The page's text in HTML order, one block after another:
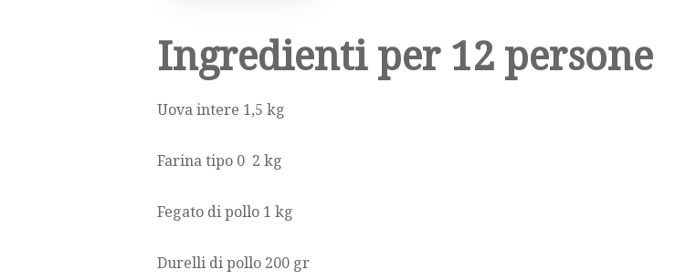
Ingredienti per 12 persone
Uova intere 1,5 kg
Farina tipo 0 2 kg
Fegato di pollo 1 kg
Durelli di pollo 200 gr